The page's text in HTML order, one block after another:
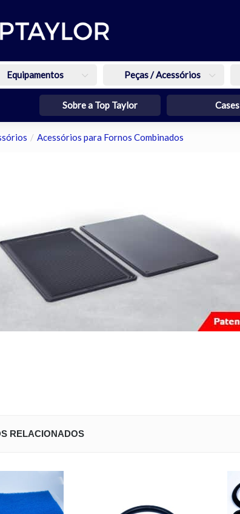
Equipamentos Peças / Acessórios
Sobre a Top Taylor Cases
Acessórios para Fornos Combinados
RELACIONADOS